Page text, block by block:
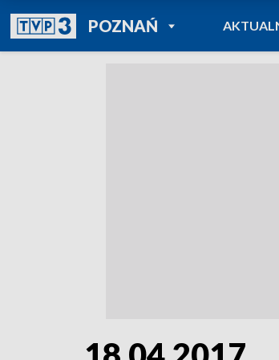
POZNAŃPOWRÓT DO
TVP REGIONY